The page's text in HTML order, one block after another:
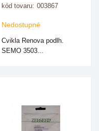
kód tovaru: 003867
Nedostupné
Cvikla Renova podlh.
SEMO 3503...